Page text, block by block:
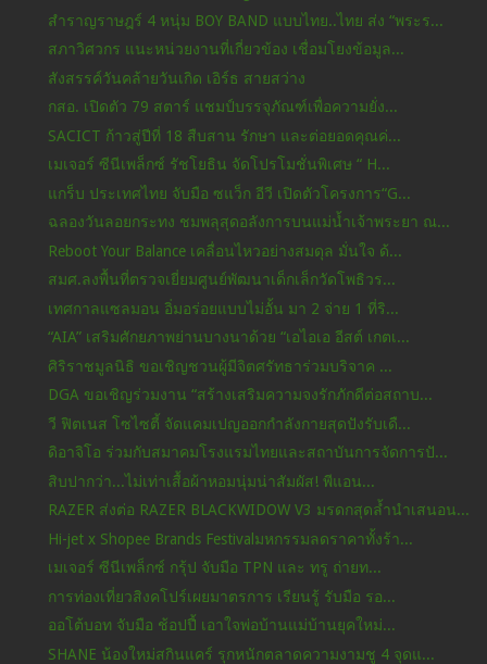
สำราญราษฎร์ 4 หนุ่ม BOY BAND แบบไทย..ไทย ส่ง “พระร...
สภาวิศวกร แนะหน่วยงานที่เกี่ยวข้อง เชื่อมโยงข้อมูล...
สังสรรค์วันคล้ายวันเกิด เอิร์ธ สายสว่าง
กสอ. เปิดตัว 79 สตาร์ แชมป์บรรจุภัณฑ์เพื่อความยั่ง...
SACICT ก้าวสู่ปีที่ 18 สืบสาน รักษา และต่อยอดคุณค่...
เมเจอร์ ซีนีเพล็กซ์ รัชโยธิน จัดโปรโมชั่นพิเศษ “ H...
แกร็บ ประเทศไทย จับมือ ซแว็ก อีวี เปิดตัวโครงการ“G...
ฉลองวันลอยกระทง ชมพลุสุดอลังการบนแม่น้ำเจ้าพระยา ณ...
Reboot Your Balance เคลื่อนไหวอย่างสมดุล มั่นใจ ด้...
สมศ.ลงพื้นที่ตรวจเยี่ยมศูนย์พัฒนาเด็กเล็กวัดโพธิวร...
เทศกาลแซลมอน อิ่มอร่อยแบบไม่อั้น มา 2 จ่าย 1 ที่ริ...
“AIA” เสริมศักยภาพย่านบางนาด้วย “เอไอเอ อีสต์ เกตเ...
ศิริราชมูลนิธิ ขอเชิญชวนผู้มีจิตศรัทธาร่วมบริจาค ...
DGA ขอเชิญร่วมงาน “สร้างเสริมความจงรักภักดีต่อสถาบ...
วี ฟิตเนส โซไซตี้ จัดแคมเปญออกกำลังกายสุดปังรับเดื...
ดิอาจิโอ ร่วมกับสมาคมโรงแรมไทยและสถาบันการจัดการปั...
สิบปากว่า...ไม่เท่าเสื้อผ้าหอมนุ่มน่าสัมผัส! พีแอน...
RAZER ส่งต่อ RAZER BLACKWIDOW V3 มรดกสุดล้ำนำเสนอน...
Hi-jet x Shopee Brands Festivalมหกรรมลดราคาทั้งร้า...
เมเจอร์ ซีนีเพล็กซ์ กรุ้ป จับมือ TPN และ ทรู ถ่ายท...
การท่องเที่ยวสิงคโปร์เผยมาตรการ เรียนรู้ รับมือ รอ...
ออโต้บอท จับมือ ช้อปปี้ เอาใจพ่อบ้านแม่บ้านยุคใหม่...
SHANE น้องใหม่สกินแคร์ รุกหนักตลาดความงามชู 4 จุดแ...